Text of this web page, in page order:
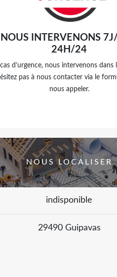
NOUS INTERVENONS
24H/24
d’urgence, nous intervenons dans
pas à nous contacter via le
nous appeler.
NOUS LOCALISER
indisponible
29490 Guipavas